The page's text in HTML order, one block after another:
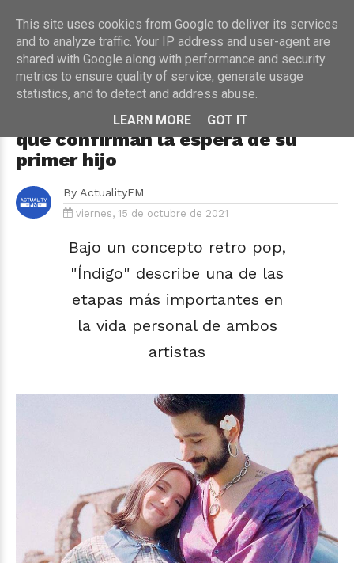
HOME›MÚSICA
Camilo y Evaluna Montaner
estrenan "Índigo", tema con el
que confirman la espera de su
primer hijo
By ActualityFM
viernes, 15 de octubre de 2021
Bajo un concepto retro pop,
"Índigo" describe una de las
etapas más importantes en
la vida personal de ambos
artistas
This site uses cookies from Google to deliver its services
and to analyze traffic. Your IP address and user-agent are
shared with Google along with performance and security
metrics to ensure quality of service, generate usage
statistics, and to detect and address abuse.
LEARN MORE
GOT IT